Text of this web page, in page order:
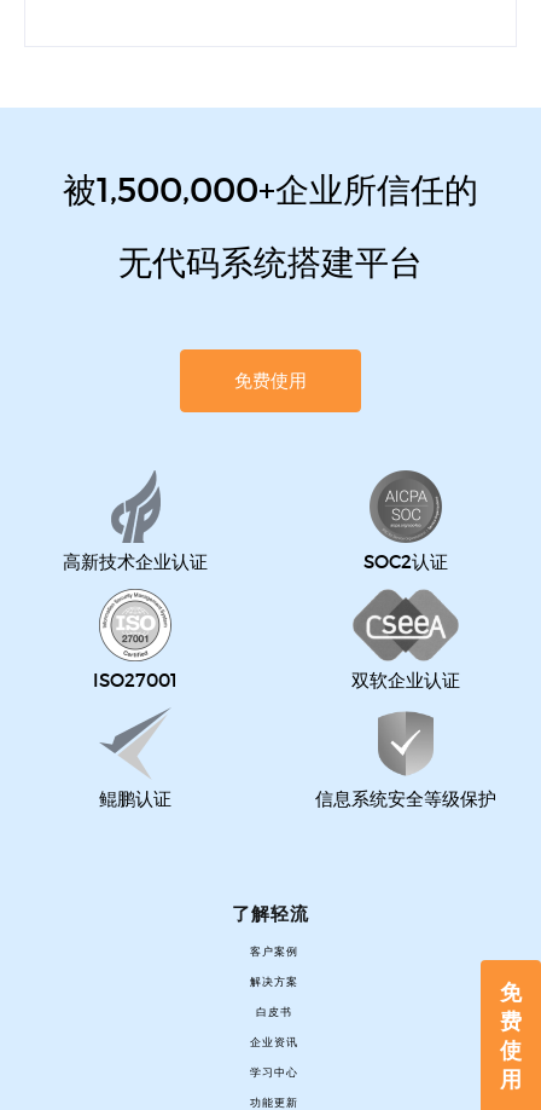
免
费
使
用
被1,500,000+企业所信任的
无代码系统搭建平台
免费使用
高新技术企业认证 SOC2认证
ISO27001 双软企业认证
鲲鹏认证 信息系统安全等级保护
了解轻流
客户案例
解决方案
白皮书
企业资讯
学习中心
功能更新